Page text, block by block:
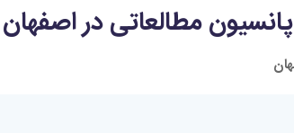
مطالعاتی در اصفهان